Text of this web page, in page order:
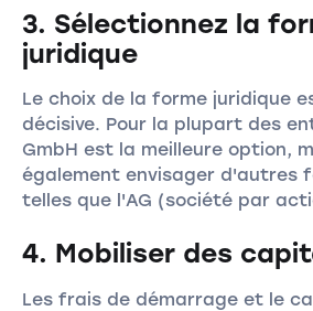
3. Sélectionnez la
juridique
Le choix de la forme juridique
décisive. Pour la plupart des
GmbH est la meilleure option,
également envisager d'autres
telles que l'AG (société par
4. Mobiliser des
Les frais de démarrage et le